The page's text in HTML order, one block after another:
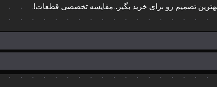
تصمیم رو برای خرید بگیر. مقایسه تخصصی قطعات!